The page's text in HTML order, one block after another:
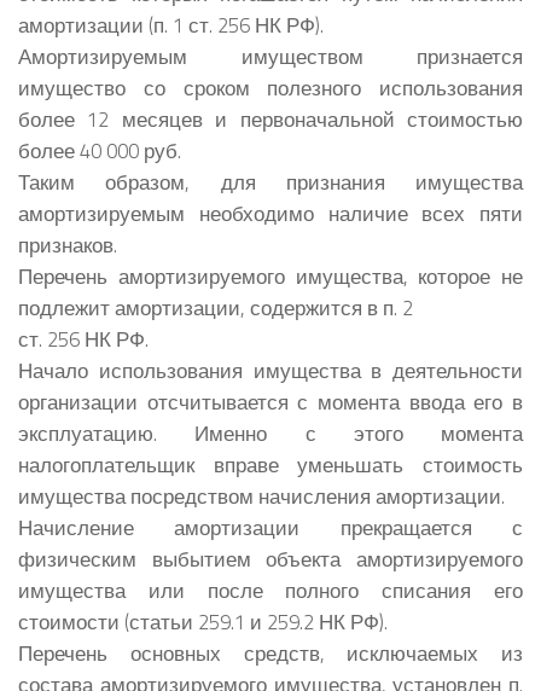
амортизации (п. 1 ст. 256 НК РФ).
Амортизируемым имуществом признается
имущество со сроком полезного использования
более 12 месяцев и первоначальной стоимостью
более 40 000 руб.
Таким образом, для признания имущества
амортизируемым необходимо наличие всех пяти
признаков.
Перечень амортизируемого имущества, которое не
подлежит амортизации, содержится в п. 2
ст. 256 НК РФ.
Начало использования имущества в деятельности
организации отсчитывается с момента ввода его в
эксплуатацию. Именно с этого момента
налогоплательщик вправе уменьшать стоимость
имущества посредством начисления амортизации.
Начисление амортизации прекращается с
физическим выбытием объекта амортизируемого
имущества или после полного списания его
стоимости (статьи 259.1 и 259.2 НК РФ).
Перечень основных средств, исключаемых из
состава амортизируемого имущества, установлен п.